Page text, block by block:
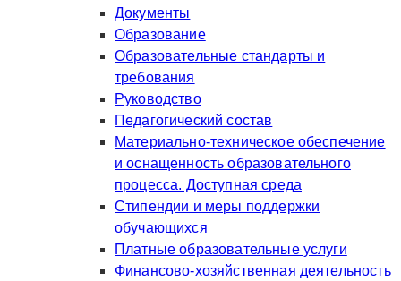
Документы
Образование
Образовательные стандарты и
требования
Руководство
Педагогический состав
Материально-техническое обеспечение
и оснащенность образовательного
процесса. Доступная среда
Стипендии и меры поддержки
обучающихся
Платные образовательные услуги
Финансово-хозяйственная деятельность